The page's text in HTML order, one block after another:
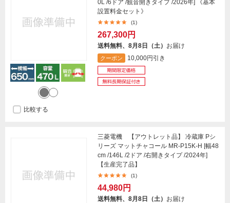
0L /6ドア /観音開きタイプ /2026年] 《基本
設置料金セット》
(1)
267,300円
送料無料、8月8日（土） お届け
クーポン 10,000円引き
比較する
三菱電機 【アウトレット品】 冷蔵庫 Pシ
リーズ マットチャコール MR-P15K-H [幅48
cm /146L /2ドア /右開きタイプ /2024年]
【生産完了品】
(1)
44,980円
送料無料、8月8日（土） お届け